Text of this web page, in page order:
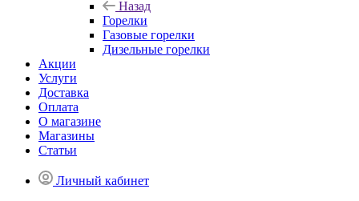
Назад
Горелки
Газовые горелки
Дизельные горелки
Акции
Услуги
Доставка
Оплата
О магазине
Магазины
Статьи
Личный кабинет